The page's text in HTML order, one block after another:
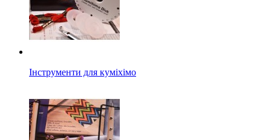
Інструменти для куміхімо